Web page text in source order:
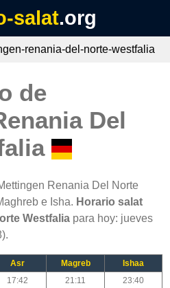
salat.org
renania-del-norte-westfalia
de
Del
Renania Del Norte
e Isha. Horario salat
Westfalia para hoy: jueves
Asr Magreb
Ishaa
17:42 21:11 23:40